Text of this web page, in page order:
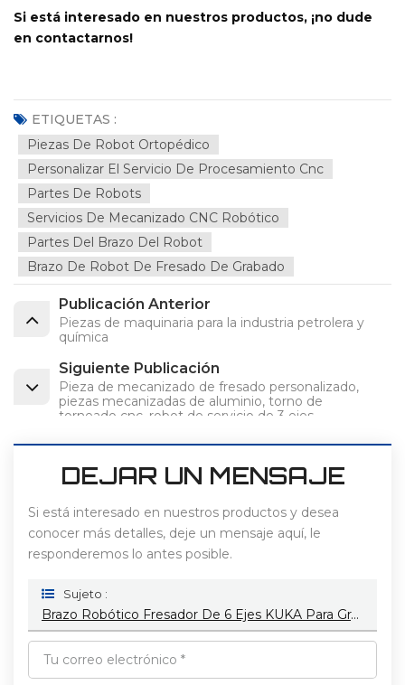
Si está interesado en nuestros productos, ¡no dude
en contactarnos!
ETIQUETAS :
Piezas De Robot Ortopédico
Personalizar El Servicio De Procesamiento Cnc
Partes De Robots
Servicios De Mecanizado CNC Robótico
Partes Del Brazo Del Robot
Brazo De Robot De Fresado De Grabado
Publicación Anterior
Piezas de maquinaria para la industria petrolera y
química
Siguiente Publicación
Pieza de mecanizado de fresado personalizado,
piezas mecanizadas de aluminio, torno de
torneado cnc, robot de servicio de 3 ejes,
DEJAR UN MENSAJE
Si está interesado en nuestros productos y desea
conocer más detalles, deje un mensaje aquí, le
responderemos lo antes posible.
Sujeto :
Brazo Robótico Fresador De 6 Ejes KUKA Para Grabado De Estatuas Humanas Y Servicio De Tallado 3D.